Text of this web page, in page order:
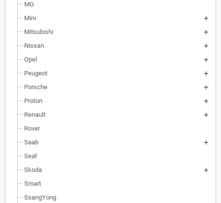
MG
Mini
Mitsubishi
Nissan
Opel
Peugeot
Porsche
Proton
Renault
Rover
Saab
Seat
Skoda
Smart
SsangYong